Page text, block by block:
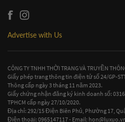
Advertise with Us
CÔNG TY TNHH THỜI TRANG VÀ TRUYỀN
Giấy phép trang thông tin điện tử số 24/GP-
Thông cấp ngày 3 tháng 11 năm 2023.
Giấy chứng nhận đăng ký kinh doanh số:
TPHCM cấp ngày 27/10/2020.
Địa chỉ: 292/15 Điện Biên Phủ, Phường 17,
Điện thoại: 0965147117 - Email: